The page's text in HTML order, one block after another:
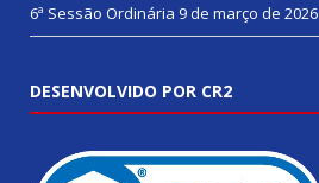
6ª Sessão Ordinária 9 de março de 2026
DESENVOLVIDO POR CR2